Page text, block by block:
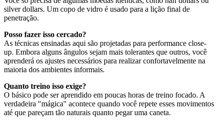
silver dollars. Um copo de vidro é usado para a lição final de
penetração.
Posso fazer isso cercado?
As técnicas ensinadas aqui são projetadas para performance close-
up. Embora alguns ângulos sejam mais tolerantes que outros, você
aprenderá os ajustes necessários para realizar confortavelmente na
maioria dos ambientes informais.
Quanto treino isso exige?
O básico pode ser aprendido em poucas horas de treino focado. A
verdadeira "mágica" acontece quando você repete esses movimentos
até que pareçam tão naturais quanto pegar uma caneta.